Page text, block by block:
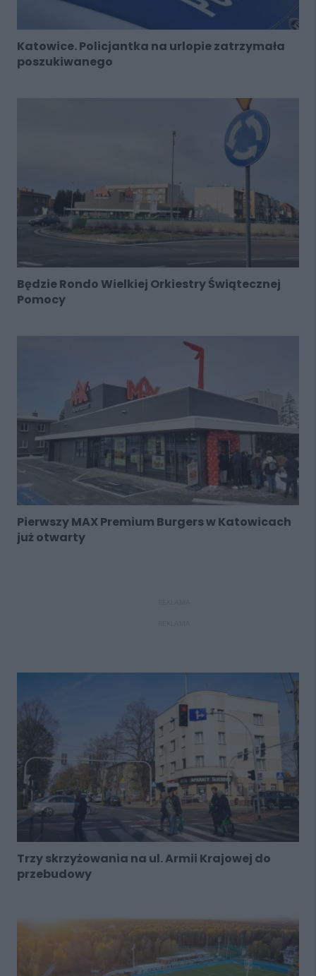
Katowice. Policjantka na urlopie zatrzymała
poszukiwanego
Będzie Rondo Wielkiej Orkiestry Świątecznej
Pomocy
Pierwszy MAX Premium Burgers w Katowicach
już otwarty
Trzy skrzyżowania na ul. Armii Krajowej do
przebudowy